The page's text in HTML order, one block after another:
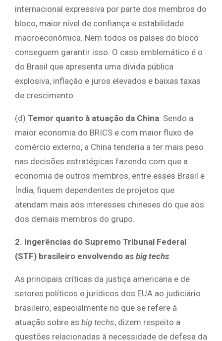
internacional expressiva por parte dos membros do
bloco, maior nível de confiança e estabilidade
macroeconômica. Nem todos os países do bloco
conseguem garantir isso. O caso emblemático é o
do Brasil que apresenta uma dívida pública
explosiva, inflação e juros elevados e baixas taxas
de crescimento.
(d) Temor quanto à atuação da China: Sendo a
maior economia do BRICS e com maior fluxo de
comércio externo, a China tenderia a ter mais peso
nas decisões estratégicas fazendo com que a
economia de outros membros, entre esses Brasil e
Índia, fiquem dependentes de projetos que
atendam mais aos interesses chineses do que aos
dos demais membros do grupo.
2. Ingerências do Supremo Tribunal Federal
(STF) brasileiro envolvendo as big techs
As principais críticas da justiça americana e de
setores políticos e jurídicos dos EUA ao judiciário
brasileiro, especialmente no que se refere à
atuação sobre as big techs, dizem respeito a
questões relacionadas à necessidade de defesa da